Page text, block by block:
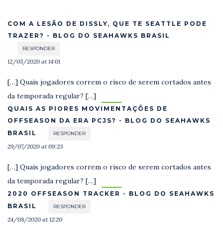
COM A LESÃO DE DISSLY, QUE TE SEATTLE PODE
TRAZER? - BLOG DO SEAHAWKS BRASIL
RESPONDER
12/05/2020 at 14:01
[…] Quais jogadores correm o risco de serem cortados antes
da temporada regular? […]
QUAIS AS PIORES MOVIMENTAÇÕES DE
OFFSEASON DA ERA PCJS? - BLOG DO SEAHAWKS
BRASIL
RESPONDER
29/07/2020 at 09:23
[…] Quais jogadores correm o risco de serem cortados antes
da temporada regular? […]
2020 OFFSEASON TRACKER - BLOG DO SEAHAWKS
BRASIL
RESPONDER
24/08/2020 at 12:20